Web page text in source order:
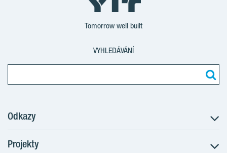
Tomorrow well built
VYHLEDÁVÁNÍ
Odkazy
Postup koupě
Projekty